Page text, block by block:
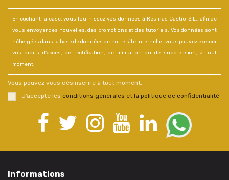
En cochant la case, vous fournissez vos données à Resinas Castro S.L., afin de
vous envoyer des nouvelles, des promotions et des tutoriels. Vos données sont
hébergées dans la base de données de notre site Internet et vous pouvez exercer
vos droits d'accès, de rectification, de limitation ou de suppression, à tout
moment.
Vous pouvez vous désinscrire à tout moment.
J’accepte les conditions générales et la politique de confidentialité.
Informations